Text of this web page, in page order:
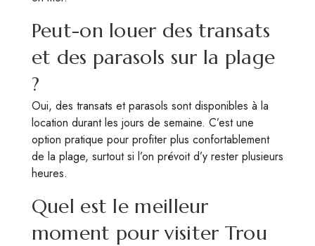
Peut-on louer des transats
et des parasols sur la plage
?
Oui, des transats et parasols sont disponibles à la
location durant les jours de semaine. C’est une
option pratique pour profiter plus confortablement
de la plage, surtout si l’on prévoit d’y rester plusieurs
heures.
Quel est le meilleur
moment pour visiter Trou